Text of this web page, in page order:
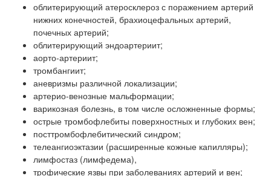
облитерирующий атеросклероз с поражением артерий
нижних конечностей, брахиоцефальных артерий,
почечных артерий;
облитерирующий эндоартериит;
аорто-артериит;
тромбангиит;
аневризмы различной локализации;
артерио-венозные мальформации;
варикозная болезнь, в том числе осложненные формы;
острые тромбофлебиты поверхностных и глубоких вен;
посттромбофлебитический синдром;
телеангиоэктазии (расширенные кожные капилляры);
лимфостаз (лимфедема),
трофические язвы при заболеваниях артерий и вен;